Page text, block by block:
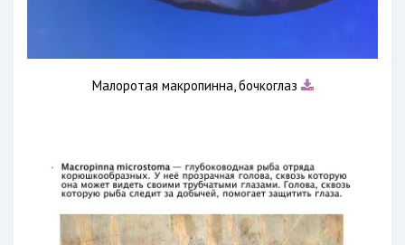
Малоротая макропинна, бочкоглаз